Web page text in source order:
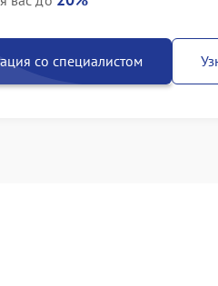
со специалистом